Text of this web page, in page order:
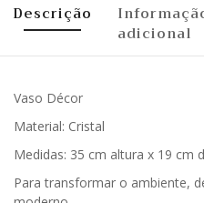
Descrição
adicional
Vaso Décor
Material: Cristal
Medidas: 35 cm altura x 19 cm
Para transformar o ambiente,